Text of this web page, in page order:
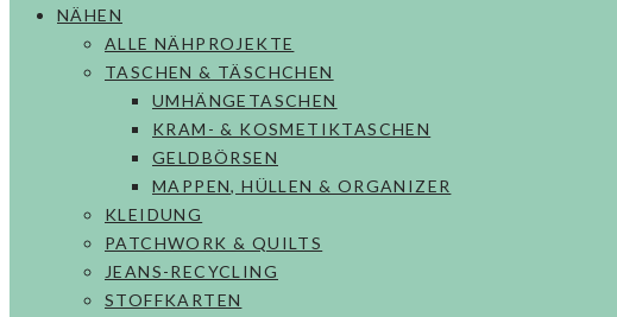
NÄHEN
ALLE NÄHPROJEKTE
TASCHEN & TÄSCHCHEN
UMHÄNGETASCHEN
KRAM- & KOSMETIKTASCHEN
GELDBÖRSEN
MAPPEN, HÜLLEN & ORGANIZER
KLEIDUNG
PATCHWORK & QUILTS
JEANS-RECYCLING
STOFFKARTEN